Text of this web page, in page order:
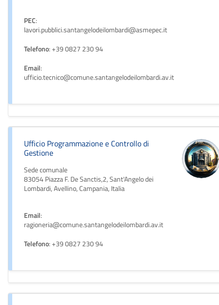
PEC:
lavori.pubblici.santangelodeilombardi@asmepec.it
Telefono: +39 0827 230 94
Email:
ufficio.tecnico@comune.santangelodeilombardi.av.it
Ufficio Programmazione e Controllo di
Gestione
Sede comunale
83054 Piazza F. De Sanctis,2, Sant'Angelo dei
Lombardi, Avellino, Campania, Italia
Email:
ragioneria@comune.santangelodeilombardi.av.it
Telefono: +39 0827 230 94